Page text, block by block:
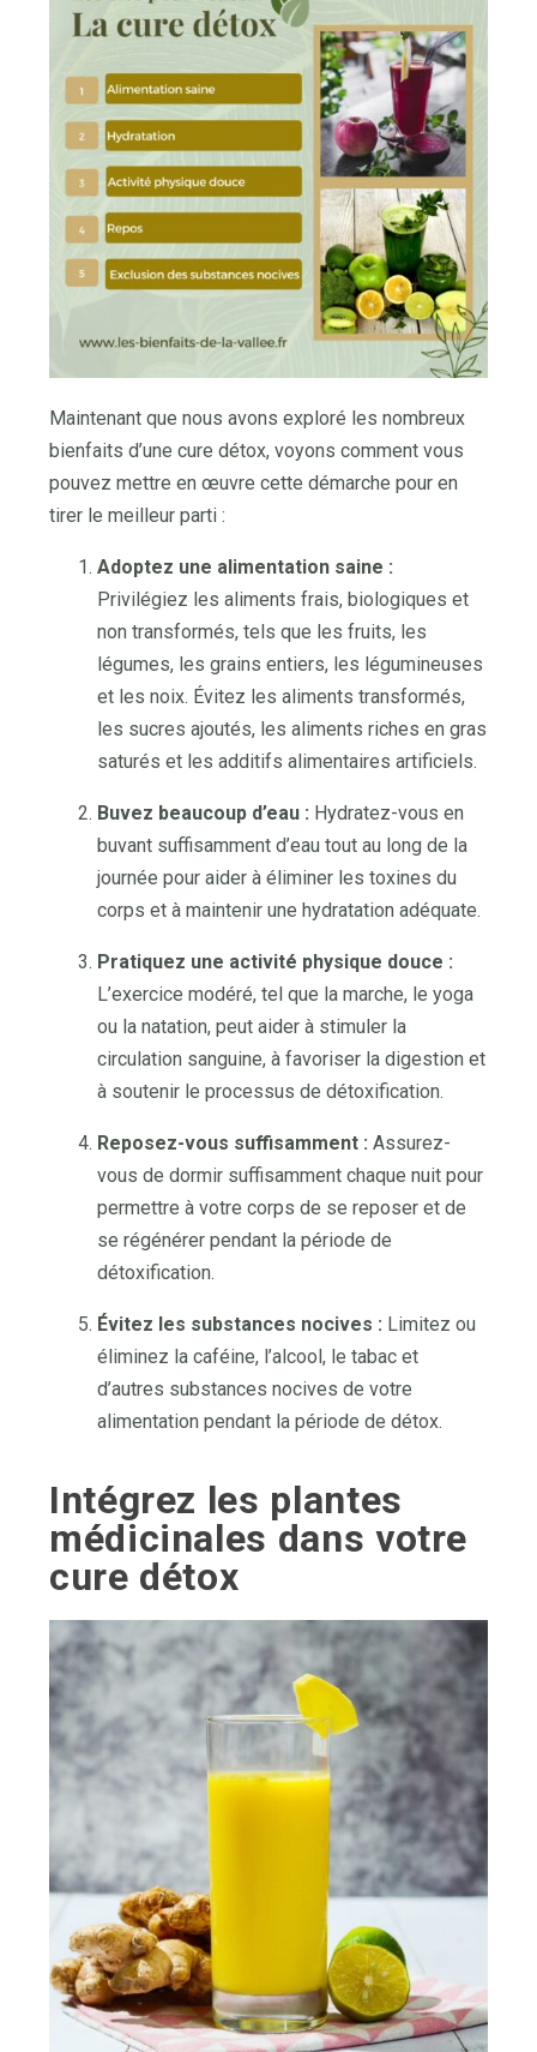
Maintenant que nous avons exploré les nombreux
bienfaits d’une cure détox, voyons comment vous
pouvez mettre en œuvre cette démarche pour en
tirer le meilleur parti :
Adoptez une alimentation saine :
Privilégiez les aliments frais, biologiques et
non transformés, tels que les fruits, les
légumes, les grains entiers, les légumineuses
et les noix. Évitez les aliments transformés,
les sucres ajoutés, les aliments riches en gras
saturés et les additifs alimentaires artificiels.
Buvez beaucoup d’eau : Hydratez-vous en
buvant suffisamment d’eau tout au long de la
journée pour aider à éliminer les toxines du
corps et à maintenir une hydratation adéquate.
Pratiquez une activité physique douce :
L’exercice modéré, tel que la marche, le yoga
ou la natation, peut aider à stimuler la
circulation sanguine, à favoriser la digestion et
à soutenir le processus de détoxification.
Reposez-vous suffisamment : Assurez-
vous de dormir suffisamment chaque nuit pour
permettre à votre corps de se reposer et de
se régénérer pendant la période de
détoxification.
Évitez les substances nocives : Limitez ou
éliminez la caféine, l’alcool, le tabac et
d’autres substances nocives de votre
alimentation pendant la période de détox.
Intégrez les plantes
médicinales dans votre
cure détox